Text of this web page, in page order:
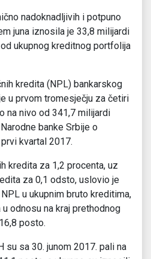
nadoknadljivih i potpuno
juna iznosila je 33,8 milijardi
ukupnog kreditnog portfolija
kredita (NPL) bankarskog
u prvom tromesječju za četiri
na nivo od 341,7 milijardi
banke Srbije o
kvartal 2017.
kredita za 1,2 procenta, uz
za 0,1 odsto, uslovio je
u ukupnim bruto kreditima,
odnosu na kraj prethodnog
posto.
su sa 30. junom 2017. pali na